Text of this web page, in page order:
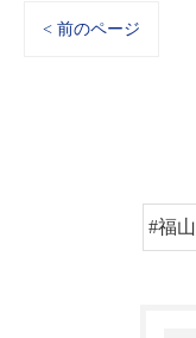
< 前のページ
#福